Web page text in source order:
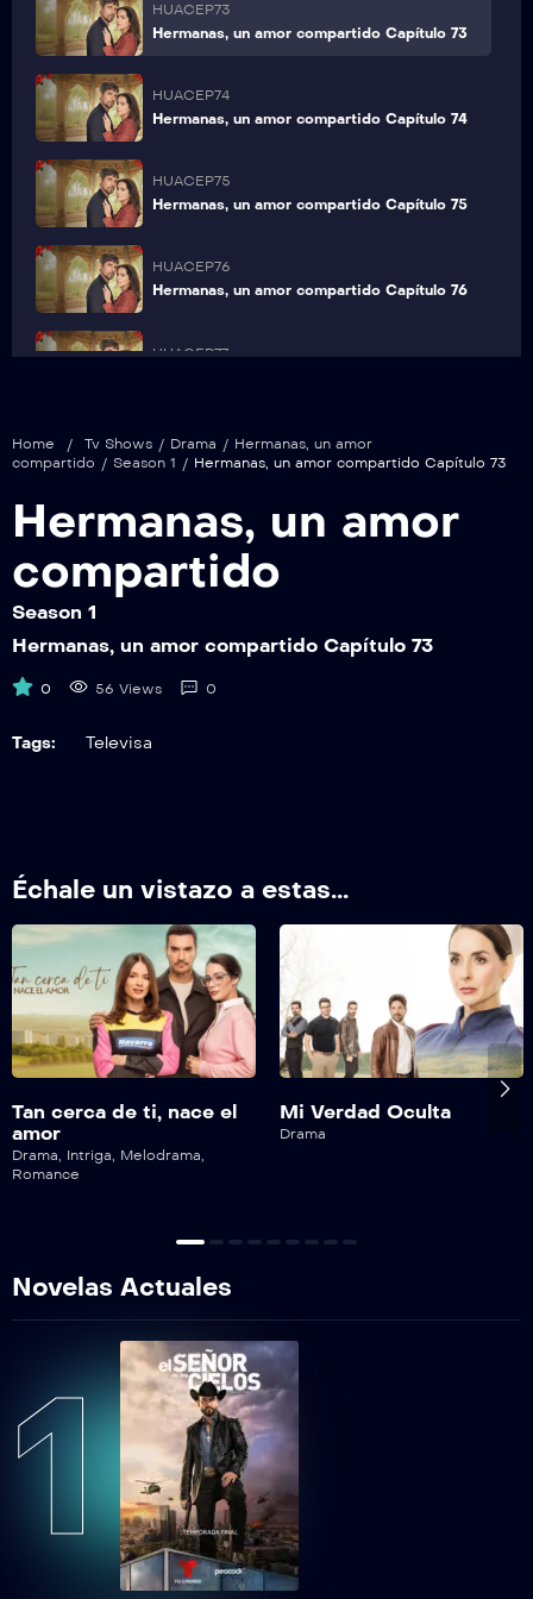
HUACEP73
Hermanas, un amor compartido Capítulo 73
HUACEP74
Hermanas, un amor compartido Capítulo 74
HUACEP75
Hermanas, un amor compartido Capítulo 75
HUACEP76
Hermanas, un amor compartido Capítulo 76
HUACEP77
HUACEP78
Hermanas, un amor compartido Capítulo 78
HUACEP79
Hermanas, un amor compartido Capítulo 79
Hermanas, un amor compartido Capítulo 80
Home / Tv Shows / Drama / Hermanas, un amor
compartido / Season 1 / Hermanas, un amor compartido Capítulo 73
Hermanas, un amor
compartido
Season 1
Hermanas, un amor compartido Capítulo 73
0 56 Views 0
Tags: Televisa
Échale un vistazo a estas...
Tan cerca de ti, nace el
amor
Drama, Intriga, Melodrama,
Romance
Mi Verdad Oculta
Drama
Novelas Actuales
1